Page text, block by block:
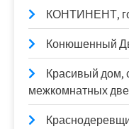
КОНТИНЕНТ,
Конюшенный
Красивый дом,
межкомнатных